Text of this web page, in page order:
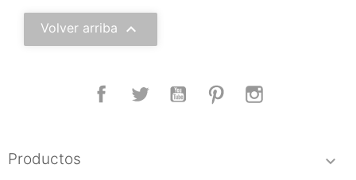
Volver arriba 
FacebookTwitter YouTube Pinterest
Productos 